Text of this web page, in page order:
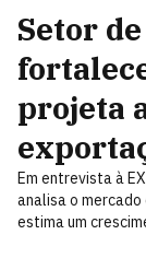
Setor
projeta
Em entrevista à
analisa o
estima um